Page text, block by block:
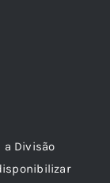
a Divisão